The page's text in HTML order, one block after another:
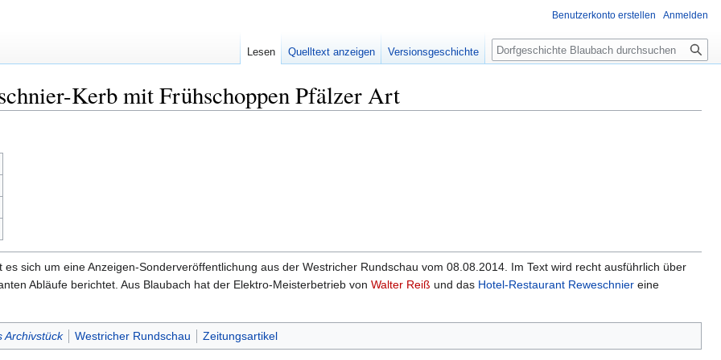
Kerb mit Frühschoppen Pfälzer Art
sich um eine Anzeigen-Sonderveröffentlichung aus der Westricher Rundschau vom 08.08.2014. Im Text wird recht ausführlich über
Abläufe berichtet. Aus Blaubach hat der Elektro-Meisterbetrieb von Walter Reiß und das Hotel-Restaurant Reweschnier eine
Archivstück Westricher Rundschau Zeitungsartikel
Benutzerkonto erstellen Anmelden
Lesen Quelltext anzeigen Versionsgeschichte Suche